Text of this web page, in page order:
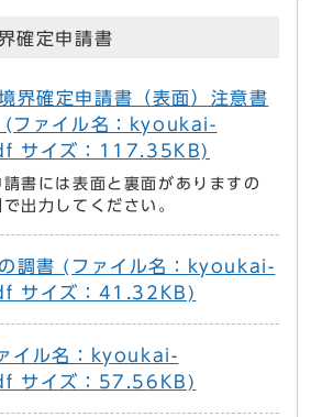
確定申請書
界確定申請書（表面）注意書
(ファイル名：kyoukai-
サイズ：117.35KB)
書には表面と裏面がありますの
出力してください。
調書 (ファイル名：kyoukai-
サイズ：41.32KB)
イル名：kyoukai-
サイズ：57.56KB)